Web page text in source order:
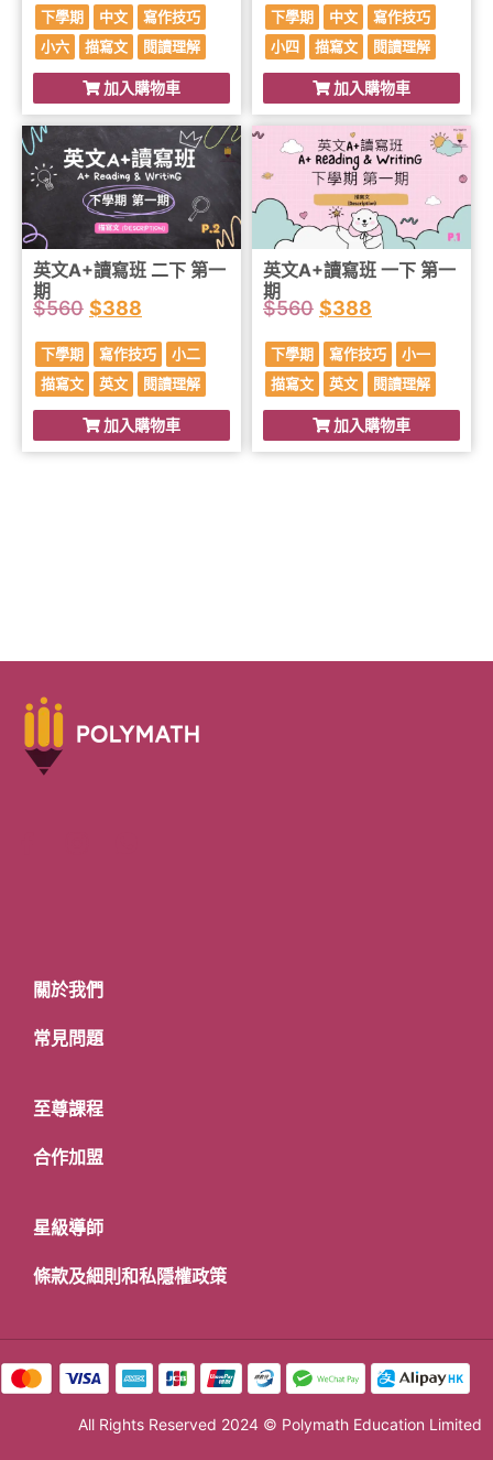
下學期 中文
寫作技巧
小六
描寫文 閱讀理解
加入購物車
下學期 中文
寫作技巧
小四
描寫文 閱讀理解
加入購物車
英文A+讀寫班 二下 第一
期
$560 $388
下學期 寫作技巧
小二
描寫文
英文 閱讀理解
加入購物車
英文A+讀寫班 一下 第一
期
$560 $388
下學期 寫作技巧
小一
描寫文
英文 閱讀理解
加入購物車
關於我們
常見問題
至尊課程
合作加盟
星級導師
條款及細則和私隱權政策
All Rights Reserved 2024 © Polymath Education Limited